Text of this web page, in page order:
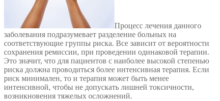
Процесс лечения данного
заболевания подразумевает разделение больных на
соответствующие группы риска. Все зависит от вероятности
сохранения ремиссии, при проведении одинаковой терапии.
Это значит, что для пациентов с наиболее высокой степенью
риска должна проводиться более интенсивная терапия. Если
риск минимален, то и терапия может быть менее
интенсивной, чтобы не допускать лишней токсичности,
возникновения тяжелых осложнений.